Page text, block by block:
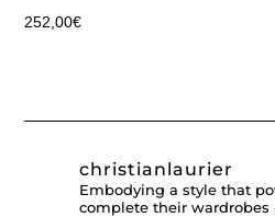
252,00€
christianlaurier
Embodying a style that
complete their wardrobes